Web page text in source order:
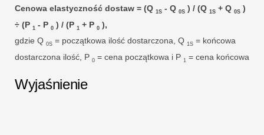
Cenowa elastyczność dostaw = (Q 1S - Q 0S ) / (Q 1S + Q 0S )
÷ (P 1 - P 0 ) / (P 1 + P 0 ),
gdzie Q 0S = początkowa ilość dostarczona, Q 1S = końcowa
dostarczona ilość, P 0 = cena początkowa i P 1 = cena końcowa
Wyjaśnienie